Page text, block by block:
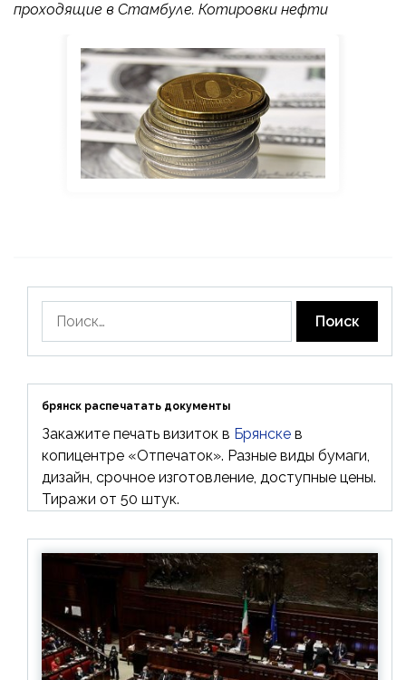
проходящие в Стамбуле. Котировки нефти
брянск распечатать документы
Закажите печать визиток в Брянске в
копицентре «Отпечаток». Разные виды бумаги,
дизайн, срочное изготовление, доступные цены.
Тиражи от 50 штук.